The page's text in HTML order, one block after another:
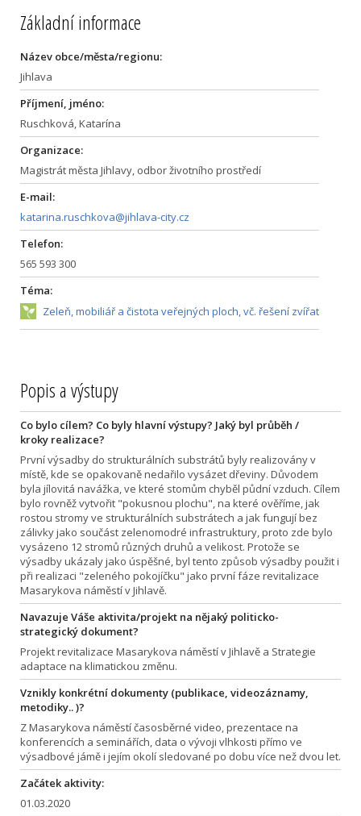
Základní informace
Název obce/města/regionu:
Jihlava
Příjmení, jméno:
Ruschková, Katarína
Organizace:
Magistrát města Jihlavy, odbor životního prostředí
E-mail:
katarina.ruschkova@jihlava-city.cz
Telefon:
565 593 300
Téma:
Zeleň, mobiliář a čistota veřejných ploch, vč. řešení zvířat
Popis a výstupy
Co bylo cílem? Co byly hlavní výstupy? Jaký byl průběh /
kroky realizace?
První výsadby do strukturálních substrátů byly realizovány v
místě, kde se opakovaně nedařilo vysázet dřeviny. Důvodem
byla jílovitá navážka, ve které stomům chyběl půdní vzduch. Cílem
bylo rovněž vytvořit "pokusnou plochu", na které ověříme, jak
rostou stromy ve strukturálních substrátech a jak fungují bez
zálivky jako součást zelenomodré infrastruktury, proto zde bylo
vysázeno 12 stromů různých druhů a velikost. Protože se
výsadby ukázaly jako úspěšné, byl tento způsob výsadby použit i
při realizaci "zeleného pokojíčku" jako první fáze revitalizace
Masarykova náměstí v Jihlavě.
Navazuje Váše aktivita/projekt na nějaký politicko-
strategický dokument?
Projekt revitalizace Masarykova náměstí v Jihlavě a Strategie
adaptace na klimatickou změnu.
Vznikly konkrétní dokumenty (publikace, videozáznamy,
metodiky.. )?
Z Masarykova náměstí časosběrné video, prezentace na
konferencích a seminářích, data o vývoji vlhkosti přímo ve
výsadbové jámě i jejím okolí sledované po dobu více než dvou let.
Začátek aktivity:
01.03.2020